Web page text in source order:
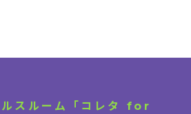
ルスルーム「コレタ for